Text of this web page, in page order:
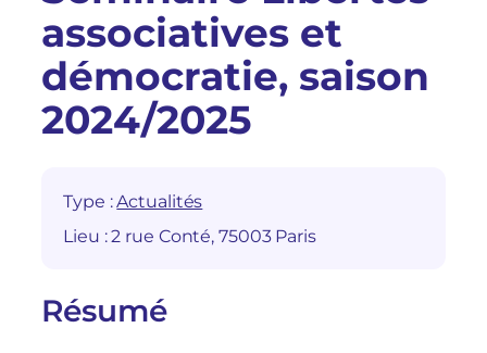
associatives et
démocratie, saison
2024/2025
Type :Actualités
Lieu :2 rue Conté, 75003 Paris
Résumé